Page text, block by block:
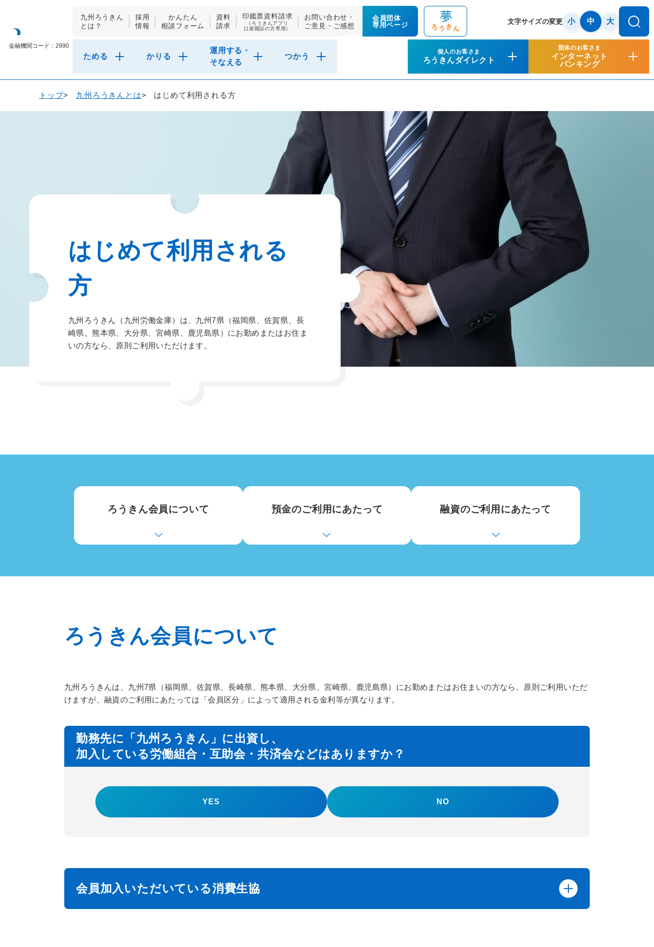
九州労働金庫
金融機関コード：2990
九州ろうきん
とは？
採用
情報
かんたん
相談フォーム
資料
請求
印鑑票資料請求
（ろうきんアプリ
口座開設の方専用）
お問い合わせ・
ご意見・ご感想
会員団体
専用ページ
文字サイズの変更 小 中 大
ためる かりる
運用する・
そなえる
つかう
個人のお客さま
ろうきんダイレクト
団体のお客さま
インターネット
バンキング
トップ 九州ろうきんとは はじめて利用される方
はじめて利用される
方
九州ろうきん（九州労働金庫）は、九州7県（福岡県、佐賀県、長
崎県、熊本県、大分県、宮崎県、鹿児島県）にお勤めまたはお住ま
いの方なら、原則ご利用いただけます。
ろうきん会員について 預金のご利用にあたって 融資のご利用にあたって
ろうきん会員について
九州ろうきんは、九州7県（福岡県、佐賀県、長崎県、熊本県、大分県、宮崎県、鹿児島県）にお勤めまたはお住まいの方なら、原則ご利用いただ
けますが、融資のご利用にあたっては「会員区分」によって適用される金利等が異なります。
勤務先に「九州ろうきん」に出資し、
加入している労働組合・互助会・共済会などはありますか？
YES NO
会員加入いただいている消費生協